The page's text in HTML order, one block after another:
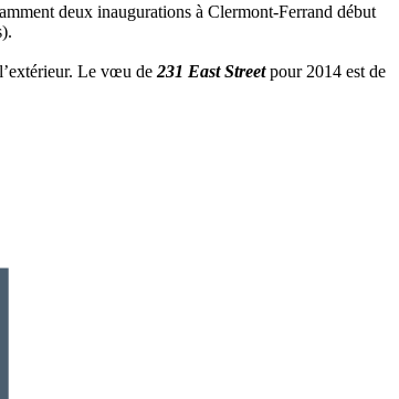
deux inaugurations à Clermont-Ferrand début
Le vœu de 231 East Streetpour 2014 est de